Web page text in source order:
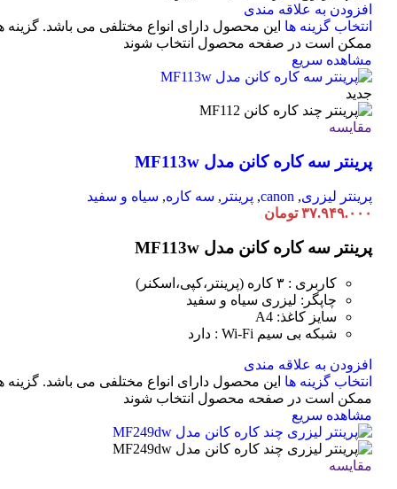
افزودن به علاقه مندی
انتخاب گزینه ها این محصول دارای انواع مختلفی می باشد. گزینه
ممکن است در صفحه محصول انتخاب شوند
مشاهده سریع
جدید
مقایسه
پرینتر سه کاره کانن مدل MF113w
پرینتر لیزری,
canon
, پرینتر , سه کاره, سیاه و سفید
۳۷.۹۴۹.۰۰۰ تومان
پرینتر سه کاره کانن مدل MF113w
کاربری : ۳ کاره (پرینتر،کپی،اسکنر)
چاپگر: لیزری سیاه و سفید
سایز کاغذ: A4
شبکه بی سیم Wi-Fi : دارد
افزودن به علاقه مندی
انتخاب گزینه ها این محصول دارای انواع مختلفی می باشد. گزینه
ممکن است در صفحه محصول انتخاب شوند
مشاهده سریع
مقایسه